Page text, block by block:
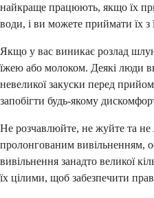
найкраще працюють, якщо їх
води, і ви можете приймати їх з
Якщо у вас виникає розлад
їжею або молоком. Деякі люди
невеликої закуски перед
запобігти будь-якому
Не розчавлюйте, не жуйте та не
пролонгованим вивільненням,
вивільнення занадто великої
їх цілими, щоб забезпечити